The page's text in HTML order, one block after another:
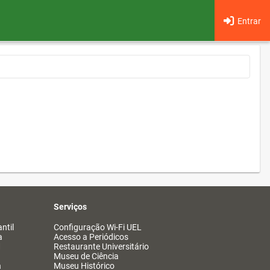
Entrar
Serviços
Configuração Wi-Fi UEL
Acesso a Periódicos
Restaurante Universitário
Museu de Ciência
Museu Histórico